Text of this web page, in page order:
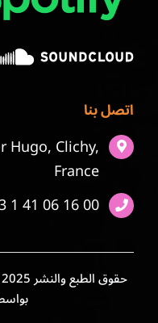
اتصل بنا
Hugo, Clichy,
France
1 41 06 16 00